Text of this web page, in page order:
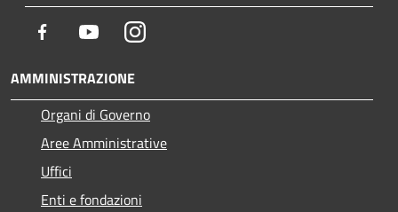
Facebook YoutubeInstagram
AMMINISTRAZIONE
Organi di Governo
Aree Amministrative
Uffici
Enti e fondazioni